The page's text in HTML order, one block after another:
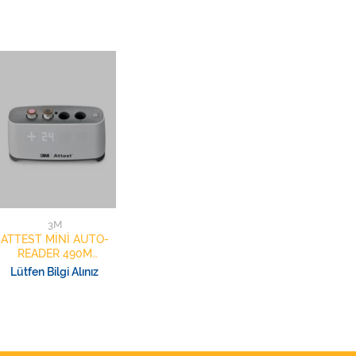
3M
ATTEST MİNİ AUTO-
READER 490M
İNDİKATÖR OKUYUCU
CİHAZ İNKÜBÜTÖR
Lütfen Bilgi Alınız